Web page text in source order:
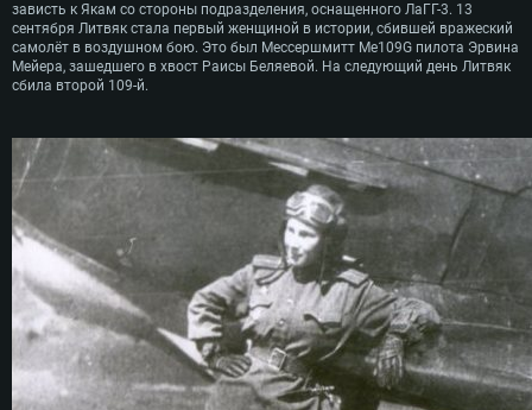
зависть к Якам со стороны подразделения, оснащенного ЛаГГ-3. 13
сентября Литвяк стала первый женщиной в истории, сбившей вражеский
самолёт в воздушном бою. Это был Мессершмитт Me109G пилота Эрвина
Мейера, зашедшего в хвост Раисы Беляевой. На следующий день Литвяк
сбила второй 109-й.